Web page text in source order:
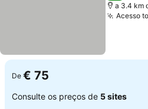
a 3.4 km
Acesso
De € 75
Consulte os preços de 5 sites